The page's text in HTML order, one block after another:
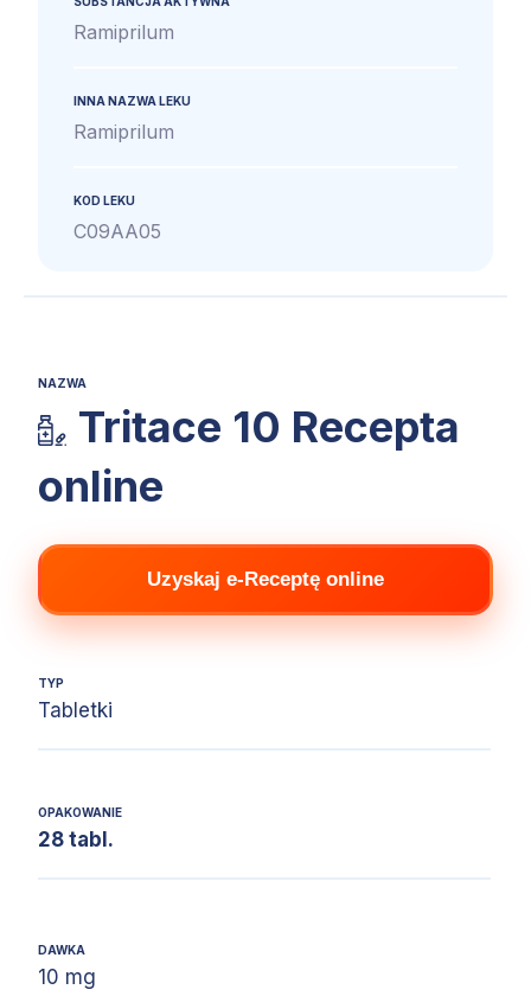
Ramiprilum
INNA NAZWA LEKU
Ramiprilum
KOD LEKU
C09AA05
NAZWA
Tritace 10 Recepta
online
Uzyskaj e-Receptę online
TYP
Tabletki
OPAKOWANIE
28 tabl.
DAWKA
10 mg